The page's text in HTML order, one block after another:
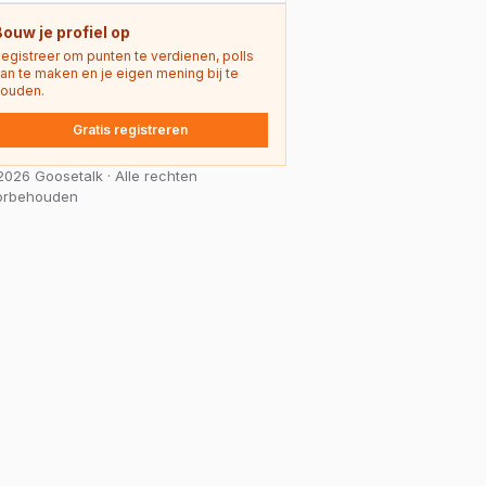
je profiel op
om punten te verdienen, polls
te maken en je eigen mening bij te
Gratis registreren
Goosetalk · Alle rechten